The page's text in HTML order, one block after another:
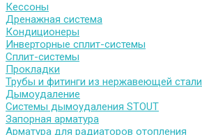
Кессоны
Дренажная система
Кондиционеры
Инверторные сплит-системы
Сплит-системы
Прокладки
Трубы и фитинги из нержавеющей стали
Дымоудаление
Системы дымоудаления STOUT
Запорная арматура
Арматура для радиаторов отопления